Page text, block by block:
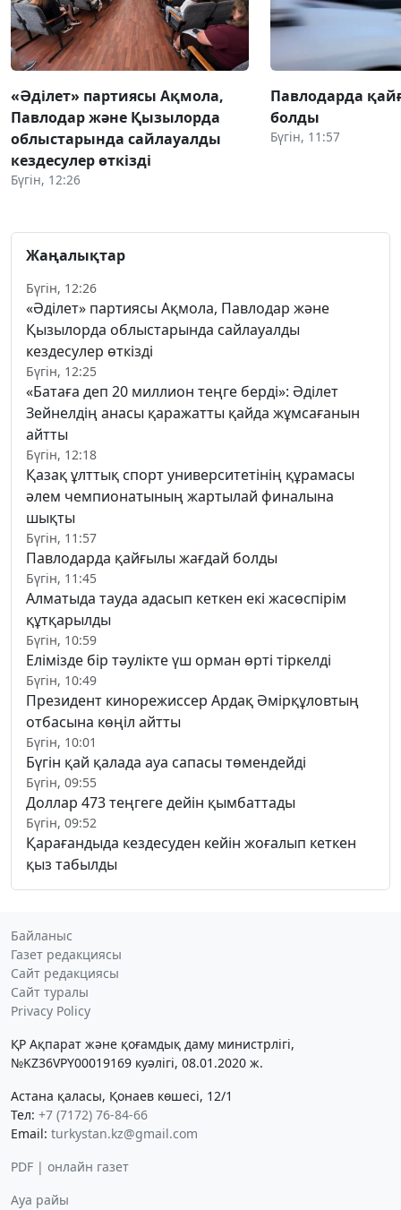
«Әділет» партиясы Ақмола,
Павлодар және Қызылорда
облыстарында сайлауалды
кездесулер өткізді
Бүгін, 12:26
Павлодарда
болды
Бүгін, 11:57
Жаңалықтар
Бүгін, 12:26
«Әділет» партиясы Ақмола, Павлодар және
Қызылорда облыстарында сайлауалды
кездесулер өткізді
Бүгін, 12:25
«Батаға деп 20 миллион теңге берді»: Әділет
Зейнелдің анасы қаражатты қайда жұмсағанын
айтты
Бүгін, 12:18
Қазақ ұлттық спорт университетінің құрамасы
әлем чемпионатының жартылай финалына
шықты
Бүгін, 11:57
Павлодарда қайғылы жағдай болды
Бүгін, 11:45
Алматыда тауда адасып кеткен екі жасөспірім
құтқарылды
Бүгін, 10:59
Елімізде бір тәулікте үш орман өрті тіркелді
Бүгін, 10:49
Президент кинорежиссер Ардақ Әмірқұловтың
отбасына көңіл айтты
Бүгін, 10:01
Бүгін қай қалада ауа сапасы төмендейді
Бүгін, 09:55
Доллар 473 теңгеге дейін қымбаттады
Бүгін, 09:52
Қарағандыда кездесуден кейін жоғалып кеткен
қыз табылды
Байланыс
Газет редакциясы
Сайт редакциясы
Сайт туралы
Privacy Policy
ҚР Ақпарат және қоғамдық даму министрлігі,
№KZ36VPY00019169 куәлігі, 08.01.2020 ж.
Астана қаласы, Қонаев көшесі, 12/1
Тел: +7 (7172) 76-84-66
Email: turkystan.kz@gmail.com
PDF | онлайн газет
Ауа райы